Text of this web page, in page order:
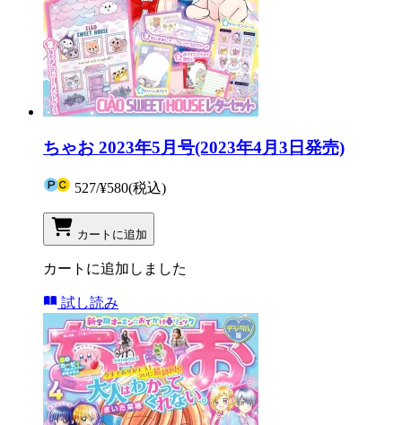
ちゃお 2023年5月号(2023年4月3日発売)
527/¥580(税込)
カートに追加
カートに追加しました
試し読み